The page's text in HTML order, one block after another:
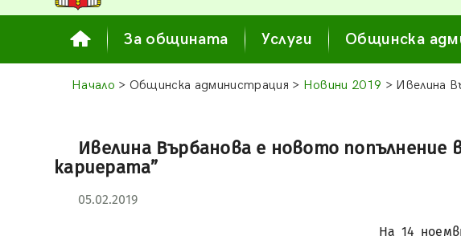
За общината Услуги Общинска
Начало > Общинска администрация > Новини 2019 > Ивелина
Ивелина Върбанова е новото
кариерата”
05.02.2019
На 14